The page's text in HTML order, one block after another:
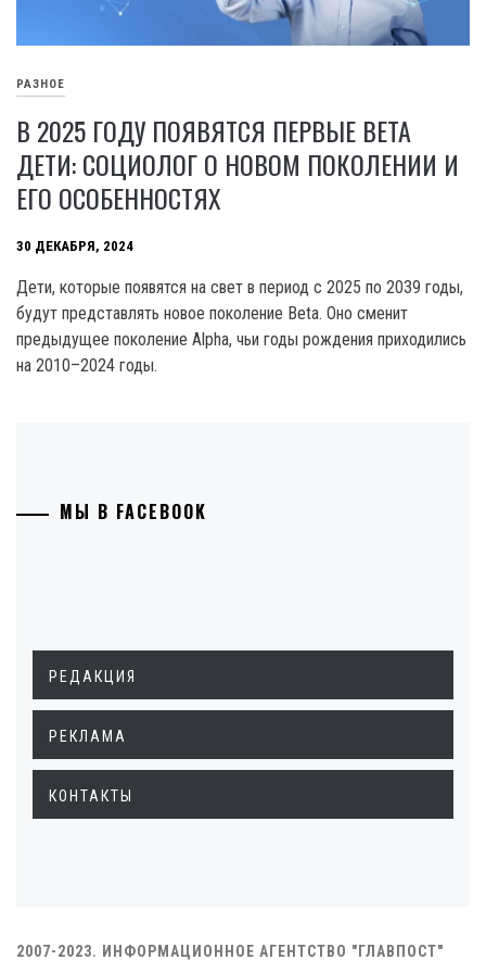
РАЗНОЕ
В 2025 ГОДУ ПОЯВЯТСЯ ПЕРВЫЕ BETA
ДЕТИ: СОЦИОЛОГ О НОВОМ ПОКОЛЕНИИ И
ЕГО ОСОБЕННОСТЯХ
30 ДЕКАБРЯ, 2024
Дети, которые появятся на свет в период с 2025 по 2039 годы,
будут представлять новое поколение Beta. Оно сменит
предыдущее поколение Alpha, чьи годы рождения приходились
на 2010–2024 годы.
МЫ В FACEBOOK
РЕДАКЦИЯ
РЕКЛАМА
КОНТАКТЫ
2007-2023. ИНФОРМАЦИОННОЕ АГЕНТСТВО "ГЛАВПОСТ"